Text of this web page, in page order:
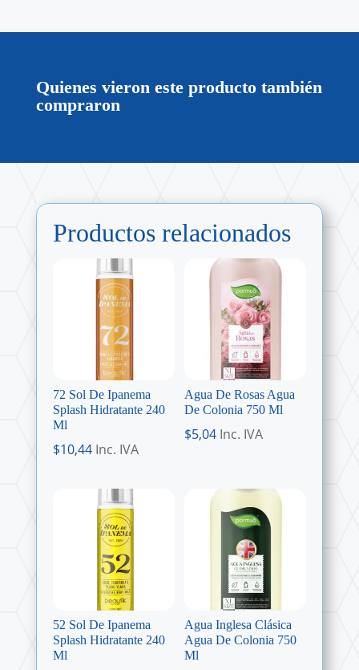
Quienes vieron este producto también
compraron
Productos relacionados
72 Sol De Ipanema
Splash Hidratante 240
Ml
$10,44 Inc. IVA
Agua De Rosas Agua
De Colonia 750 Ml
$5,04 Inc. IVA
52 Sol De Ipanema
Splash Hidratante 240
Ml
Agua Inglesa Clásica
Agua De Colonia 750
Ml